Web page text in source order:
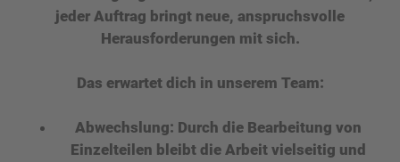
jeder Auftrag bringt neue, anspruchsvolle
Herausforderungen mit sich.
Das erwartet dich in unserem Team:
Abwechslung: Durch die Bearbeitung von
Einzelteilen bleibt die Arbeit vielseitig und